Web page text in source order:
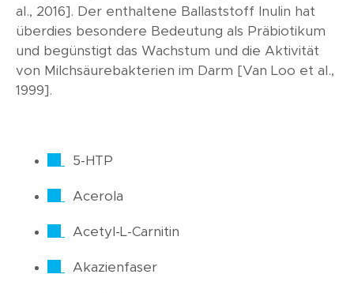
al., 2016]. Der enthaltene Ballaststoff Inulin hat
überdies besondere Bedeutung als Präbiotikum
und begünstigt das Wachstum und die Aktivität
von Milchsäurebakterien im Darm [Van Loo et al.,
1999].
5-HTP
Acerola
Acetyl-L-Carnitin
Akazienfaser